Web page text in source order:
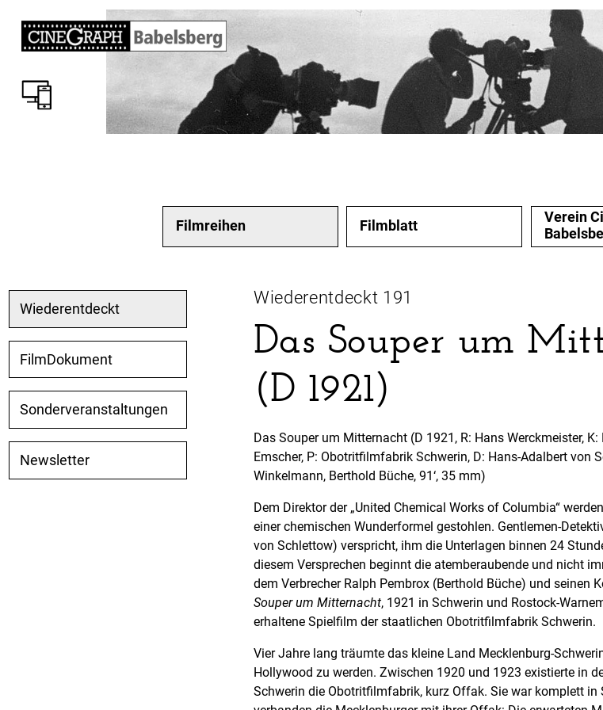
Filmreihen Filmblatt
Verein
Wiederentdeckt
FilmDokument
Sonderveranstaltungen
Newsletter
Wiederentdeckt 191
Das Souper um
(D 1921)
Das Souper um Mitternacht (D 1921, R: Hans Werckmeister,
Emscher, P: Obotritfilmfabrik Schwerin, D: Hans-Adalbert von
Winkelmann, Berthold Büche, 91‘, 35 mm)
Dem Direktor der „United Chemical Works of Columbia“
einer chemischen Wunderformel gestohlen. Gentlemen-
von Schlettow) verspricht, ihm die Unterlagen binnen 24
diesem Versprechen beginnt die atemberaubende und nicht
dem Verbrecher Ralph Pembrox (Berthold Büche) und seinen
Souper um Mitternacht, 1921 in Schwerin und Rostock-
erhaltene Spielfilm der staatlichen Obotritfilmfabrik Schwerin.
Vier Jahre lang träumte das kleine Land Mecklenburg-
Hollywood zu werden. Zwischen 1920 und 1923 existierte in
Schwerin die Obotritfilmfabrik, kurz Offak. Sie war komplett in